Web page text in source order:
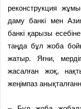
реконструкция
даму банкі мен
банкі қарызы
таңда бұл жоба
жатыр. Яғни,
жасалған жоқ,
жеңімпаз